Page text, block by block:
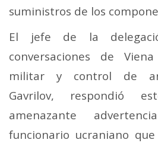
suministros de los
El jefe de la
conversaciones de
militar y control de
Gavrilov, respondió
amenazante
funcionario ucraniano